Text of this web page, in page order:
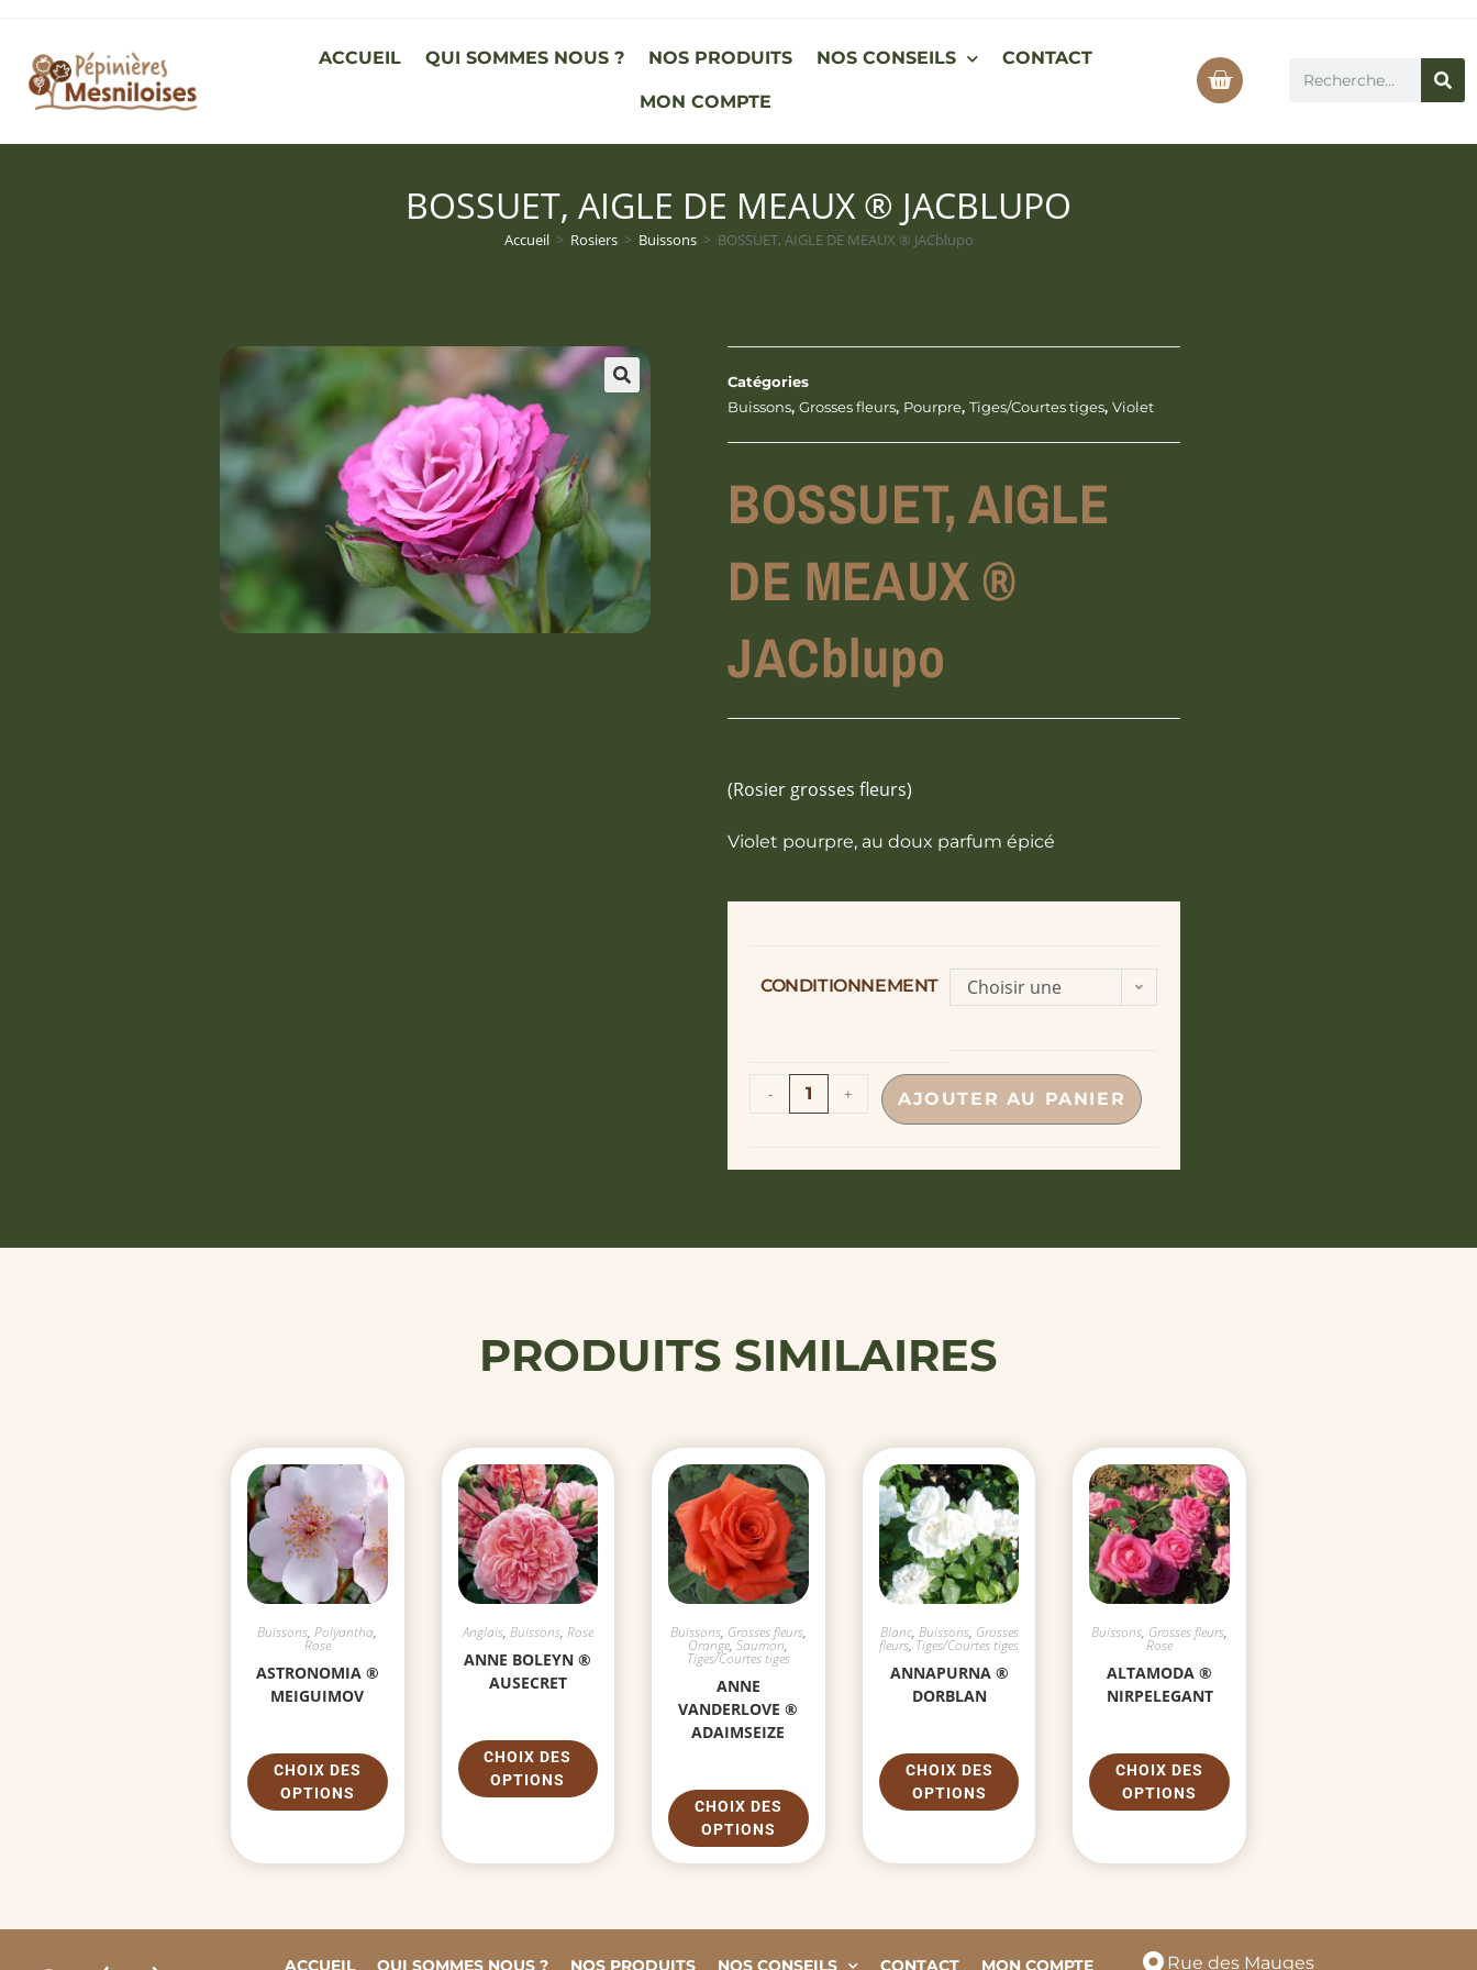
ACCUEIL QUI SOMMES NOUS ? NOS PRODUITS NOS CONSEILS CONTACT
MON COMPTE
BOSSUET, AIGLE DE MEAUX ® JACBLUPO
Accueil > Rosiers > Buissons > BOSSUET, AIGLE DE MEAUX ® JACblupo
Catégories
Buissons,Grosses fleurs, Pourpre,Tiges/Courtes tiges,Violet
BOSSUET, AIGLE
DE MEAUX ®
JACblupo
(Rosier grosses fleurs)
Violet pourpre, au doux parfum épicé
CONDITIONNEMENT
Choisir une
- + AJOUTER AU PANIER
PRODUITS SIMILAIRES
Buissons,Polyantha,
Rose
ASTRONOMIA ®
MEIGUIMOV
CHOIX DES
OPTIONS
Anglais, Buissons, Rose
ANNE BOLEYN ®
AUSECRET
CHOIX DES
OPTIONS
Buissons, Grosses fleurs,
Orange,Saumon,
Tiges/Courtes tiges
ANNE
VANDERLOVE ®
ADAIMSEIZE
CHOIX DES
OPTIONS
Blanc, Buissons, Grosses
fleurs,Tiges/Courtes tiges
ANNAPURNA ®
DORBLAN
CHOIX DES
OPTIONS
Buissons, Grosses fleurs,
Rose
ALTAMODA ®
NIRPELEGANT
CHOIX DES
OPTIONS
ACCUEIL QUI SOMMES NOUS ? NOS PRODUITS NOS CONSEILS CONTACT MON COMPTE Rue des Mauges